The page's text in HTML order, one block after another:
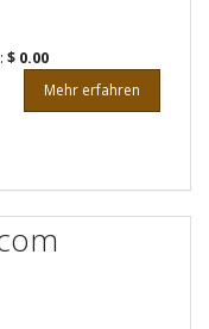
$ 0.00
Mehr erfahren